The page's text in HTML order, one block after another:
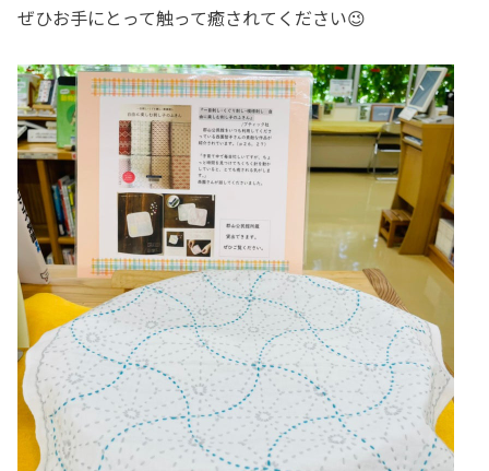
ぜひお手にとって触って癒されてください😉